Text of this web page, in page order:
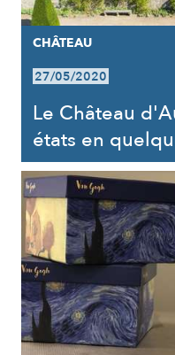
CHÂTEAU
27/05/2020
Le Château
états en